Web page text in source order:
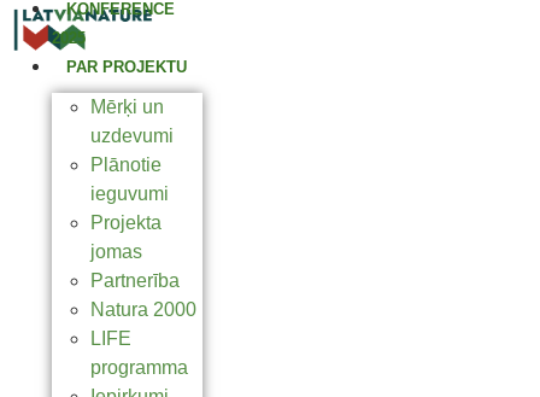
KONFERENCE
2025
PAR PROJEKTU
Mērķi un
uzdevumi
Plānotie
ieguvumi
Projekta
jomas
Partnerība
Natura 2000
LIFE
programma